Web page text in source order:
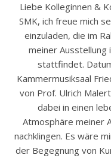
Liebe Kolleginnen & Kollegen, liebe Freunde der Galerie
SMK, ich freue mich
einzuladen, die im
meiner Ausstellung
stattfindet.
Kammermusiksaal
von Prof. Ulrich
dabei in einen
Atmosphäre meiner
nachklingen. Es wäre
der Begegnung von